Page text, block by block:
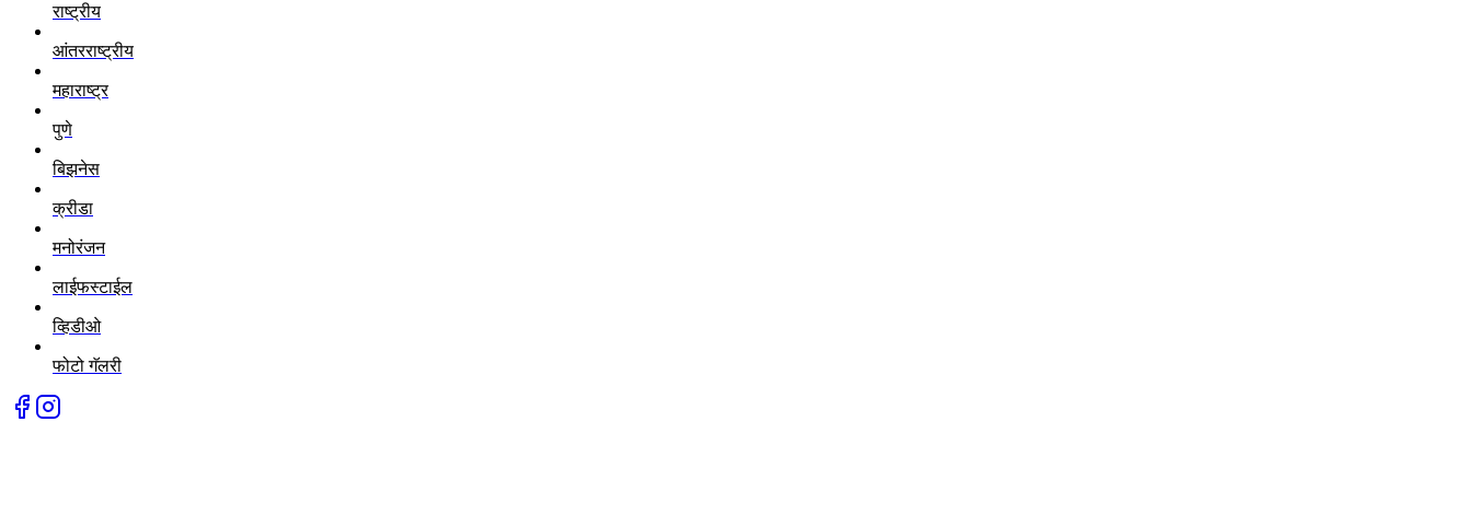
राष्ट्रीय
आंतरराष्ट्रीय
महाराष्ट्र
पुणे
बिझनेस
क्रीडा
मनोरंजन
लाईफस्टाईल
व्हिडीओ
फोटो गॅलरी